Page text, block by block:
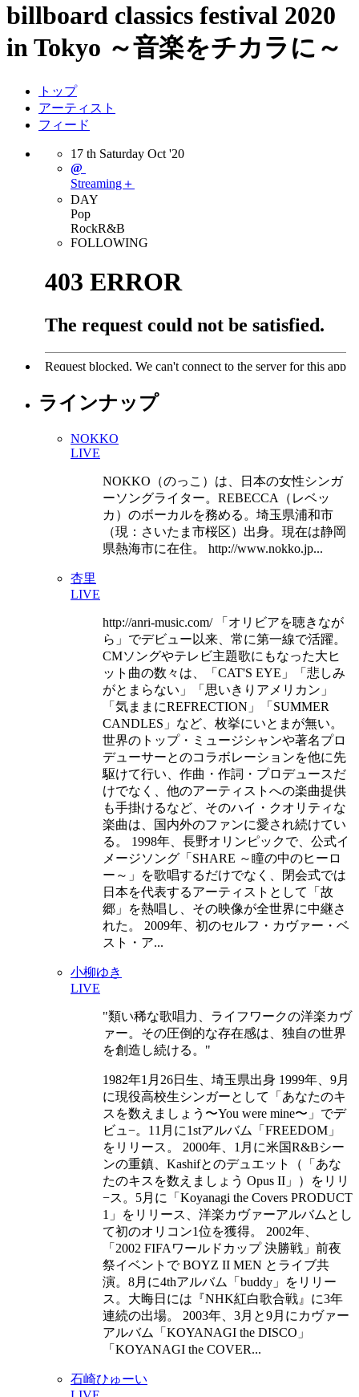
billboard classics festival 2020
in Tokyo ～音楽をチカラに～
トップ
アーティスト
フィード
17 th Saturday Oct '20
@
Streaming＋
DAY
Pop
RockR&B
FOLLOWING
ラインナップ
NOKKO
LIVE
NOKKO（のっこ）は、日本の女性シンガ
ーソングライター。REBECCA（レベッ
カ）のボーカルを務める。埼玉県浦和市
（現：さいたま市桜区）出身。現在は静岡
県熱海市に在住。 http://www.nokko.jp...
杏里
LIVE
http://anri-music.com/ 「オリビアを聴きなが
ら」でデビュー以来、常に第一線で活躍。
CMソングやテレビ主題歌にもなった大ヒ
ット曲の数々は、「CAT'S EYE」「悲しみ
がとまらない」「思いきりアメリカン」
「気ままにREFRECTION」「SUMMER
CANDLES」など、枚挙にいとまが無い。
世界のトップ・ミュージシャンや著名プロ
デューサーとのコラボレーションを他に先
駆けて行い、作曲・作詞・プロデュースだ
けでなく、他のアーティストへの楽曲提供
も手掛けるなど、そのハイ・クオリティな
楽曲は、国内外のファンに愛され続けてい
る。 1998年、長野オリンピックで、公式イ
メージソング「SHARE ～瞳の中のヒーロ
ー～」を歌唱するだけでなく、閉会式では
日本を代表するアーティストとして「故
郷」を熱唱し、その映像が全世界に中継さ
れた。 2009年、初のセルフ・カヴァー・ベ
スト・ア...
小柳ゆき
LIVE
類い稀な歌唱力、ライフワークの洋楽カヴ
ァー。その圧倒的な存在感は、独自の世界
を創造し続ける。
1982年1月26日生、埼玉県出身 1999年、9月
に現役高校生シンガーとして「あなたのキ
スを数えましょう〜You were mine〜」でデ
ビュ−。11月に1stアルバム「FREEDOM」
をリリース。 2000年、1月に米国R&Bシー
ンの重鎮、Kashifとのデュエット（「あな
たのキスを数えましょう Opus II」）をリリ
−ス。5月に「Koyanagi the Covers PRODUCT
1」をリリース、洋楽カヴァーアルバムとし
て初のオリコン1位を獲得。 2002年、
「2002 FIFAワールドカップ 決勝戦」前夜
祭イベントで BOYZ II MEN とライブ共
演。8月に4thアルバム「buddy」をリリー
ス。大晦日には『NHK紅白歌合戦』に3年
連続の出場。 2003年、3月と9月にカヴァー
アルバム「KOYANAGI the DISCO」
「KOYANAGI the COVER...
石崎ひゅーい